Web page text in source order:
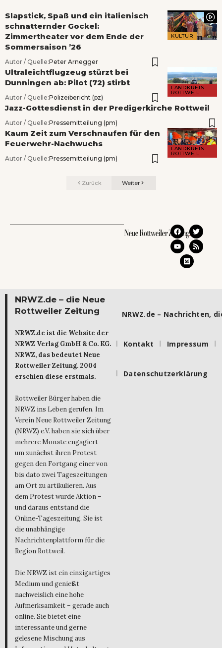
KULTUR
Slapstick, Spaß und ein italienisch
schnatternder Gockel:
Zimmertheater vor dem Ende der
Sommersaison ’26
Autor / Quelle:Peter Arnegger
LANDKREIS
ROTTWEIL
Ultraleichtflugzeug stürzt bei
Dunningen ab: Pilot (72) stirbt
Autor / Quelle:Polizeibericht (pz)
Jazz-Gottesdienst in der Predigerkirche Rottweil
Autor / Quelle:Pressemitteilung (pm)
LANDKREIS
ROTTWEIL
Kaum Zeit zum Verschnaufen für den
Feuerwehr-Nachwuchs
Autor / Quelle:Pressemitteilung (pm)
Zurück Weiter
NRWZ.de – die Neue
Rottweiler Zeitung
NRWZ.de ist die Website der
NRWZ Verlag GmbH & Co. KG.
NRWZ, das bedeutet Neue
Rottweiler Zeitung. 2004
erschien diese erstmals.
Rottweiler Bürger haben die
NRWZ ins Leben gerufen. Im
Verein Neue Rottweiler Zeitung
(NRWZ) e.V. haben sie sich über
mehrere Monate engagiert –
um zunächst ihren Protest
gegen den Fortgang einer von
bis dato zwei Tageszeitungen
am Ort zu artikulieren. Aus
dem Protest wurde Aktion –
und daraus entstand die
Online-Tageszeitung. Sie ist
die unabhängige
Nachrichtenplattform für die
Region Rottweil.
Die NRWZ ist ein einzigartiges
Medium und genießt
nachweislich eine hohe
Aufmerksamkeit – gerade auch
online. Sie bietet eine
interessante und gerne
gelesene Mischung aus
NRWZ.de – Nachrichten,
Kontakt Impressum
Datenschutzerklärung